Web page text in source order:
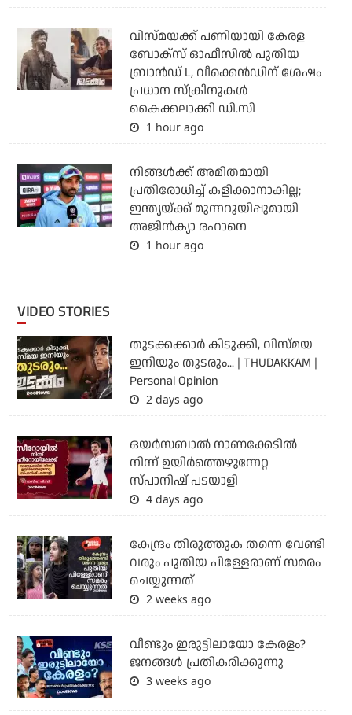
വിസ്മയക്ക് പണിയായി കേരള
ബോക്‌സ് ഓഫീസില്‍ പുതിയ
ബ്രാന്‍ഡ് L, വീക്കെന്‍ഡിന് ശേഷം
പ്രധാന സ്‌ക്രീനുകള്‍
കൈക്കലാക്കി ഡി.സി
1 hour ago
നിങ്ങള്‍ക്ക് അമിതമായി
പ്രതിരോധിച്ച് കളിക്കാനാകില്ല;
ഇന്ത്യയ്ക്ക് മുന്നറുയിപ്പുമായി
അജിന്‍ക്യാ രഹാനെ
1 hour ago
VIDEO STORIES
തുടക്കക്കാര്‍ കിടുക്കി, വിസ്മയ
ഇനിയും തുടരും... | THUDAKKAM |
Personal Opinion
2 days ago
ഒയര്‍സബാൽ നാണക്കേടിൽ
നിന്ന് ഉയിർത്തെഴുന്നേറ്റ
സ്പാനിഷ് പടയാളി
4 days ago
കേന്ദ്രം തിരുത്തുക തന്നെ വേണ്ടി
വരും പുതിയ പിള്ളേരാണ് സമരം
ചെയ്യുന്നത്
2 weeks ago
വീണ്ടും ഇരുട്ടിലായോ കേരളം?
ജനങ്ങൾ പ്രതികരിക്കുന്നു
3 weeks ago